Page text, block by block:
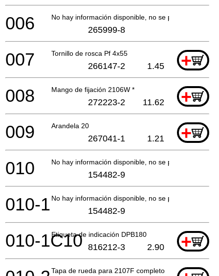
No hay información disponible, no se puede pedir
006 265999-8
Tornillo de rosca Pf 4x55 +
007 266147-2 1.45
Mango de fijación 2106W * +
008 272223-2 11.62
Arandela 20 +
009 267041-1 1.21
No hay información disponible, no se puede pedir
010 154482-9
No hay información disponible, no se puede pedir
010-1 154482-9
Etiqueta de indicación DPB180 +
010-1C10 816212-3 2.90
Tapa de rueda para 2107F completo